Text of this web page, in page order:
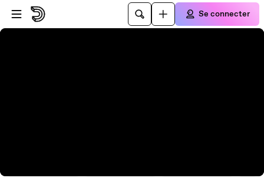
Passer au player
Passer au contenu principal
Se connecter